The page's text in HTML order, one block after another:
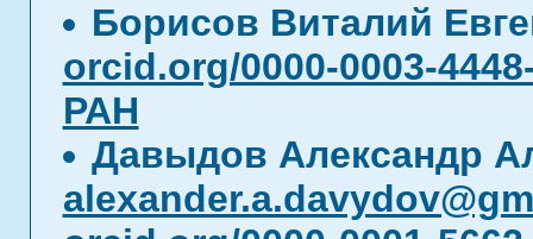
Борисов Виталий
orcid.org/0000-0003-
РАН
Давыдов Александр